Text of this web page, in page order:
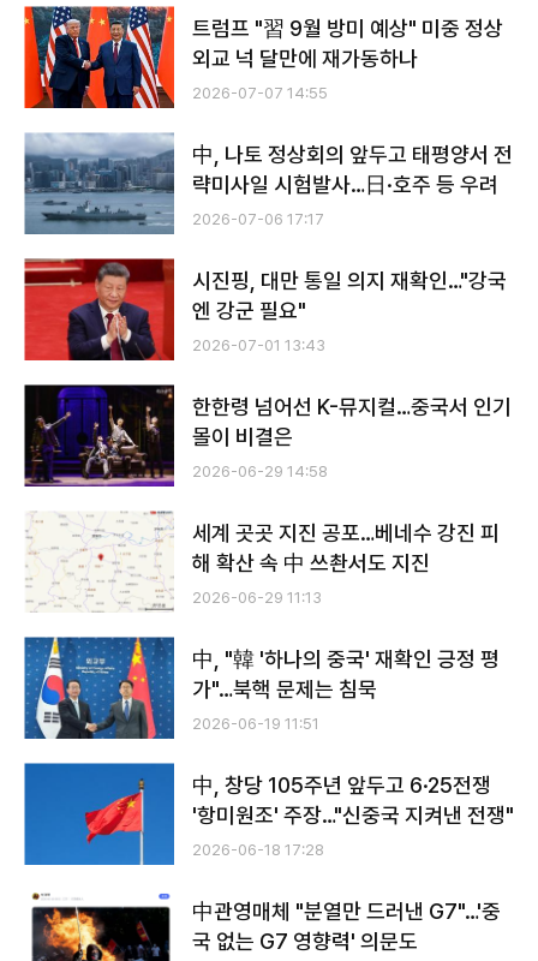
트럼프 "習 9월 방미 예상" 미중 정상
외교 넉 달만에 재가동하나
2026-07-07 14:55
中, 나토 정상회의 앞두고 태평양서 전
략미사일 시험발사…日·호주 등 우려
2026-07-06 17:17
시진핑, 대만 통일 의지 재확인…"강국
엔 강군 필요"
2026-07-01 13:43
한한령 넘어선 K-뮤지컬…중국서 인기
몰이 비결은
2026-06-29 14:58
세계 곳곳 지진 공포…베네수 강진 피
해 확산 속 中 쓰촨서도 지진
2026-06-29 11:13
中, "韓 '하나의 중국' 재확인 긍정 평
가"…북핵 문제는 침묵
2026-06-19 11:51
中, 창당 105주년 앞두고 6·25전쟁
'항미원조' 주장…"신중국 지켜낸 전쟁"
2026-06-18 17:28
中관영매체 "분열만 드러낸 G7"…'중
국 없는 G7 영향력' 의문도